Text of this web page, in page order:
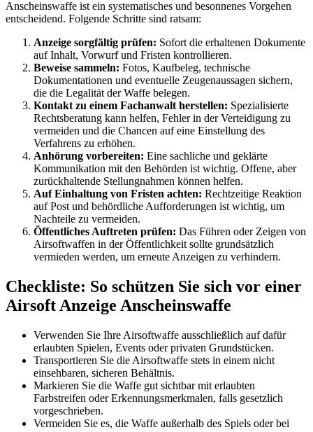
Anscheinswaffe ist ein systematisches und besonnenes Vorgehen
entscheidend. Folgende Schritte sind ratsam:
Anzeige sorgfältig prüfen: Sofort die erhaltenen Dokumente
auf Inhalt, Vorwurf und Fristen kontrollieren.
Beweise sammeln: Fotos, Kaufbeleg, technische
Dokumentationen und eventuelle Zeugenaussagen sichern,
die die Legalität der Waffe belegen.
Kontakt zu einem Fachanwalt herstellen: Spezialisierte
Rechtsberatung kann helfen, Fehler in der Verteidigung zu
vermeiden und die Chancen auf eine Einstellung des
Verfahrens zu erhöhen.
Anhörung vorbereiten: Eine sachliche und geklärte
Kommunikation mit den Behörden ist wichtig. Offene, aber
zurückhaltende Stellungnahmen können helfen.
Auf Einhaltung von Fristen achten: Rechtzeitige Reaktion
auf Post und behördliche Aufforderungen ist wichtig, um
Nachteile zu vermeiden.
Öffentliches Auftreten prüfen: Das Führen oder Zeigen von
Airsoftwaffen in der Öffentlichkeit sollte grundsätzlich
vermieden werden, um erneute Anzeigen zu verhindern.
Checkliste: So schützen Sie sich vor einer
Airsoft Anzeige Anscheinswaffe
Verwenden Sie Ihre Airsoftwaffe ausschließlich auf dafür
erlaubten Spielen, Events oder privaten Grundstücken.
Transportieren Sie die Airsoftwaffe stets in einem nicht
einsehbaren, sicheren Behältnis.
Markieren Sie die Waffe gut sichtbar mit erlaubten
Farbstreifen oder Erkennungsmerkmalen, falls gesetzlich
vorgeschrieben.
Vermeiden Sie es, die Waffe außerhalb des Spiels oder bei